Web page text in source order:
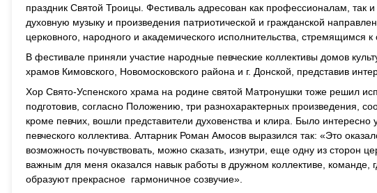
праздник Святой Троицы. Фестиваль адресован как профессионалам,
духовную музыку и произведения патриотической и гражданской
церковного, народного и академического исполнительства,
В фестивале приняли участие народные певческие коллективы домов
храмов Кимовского, Новомосковского района и г. Донской, представив
Хор Свято-Успенского храма на родине святой Матронушки тоже решил
подготовив, согласно Положению, три разнохарактерных произведения,
кроме певчих, вошли представители духовенства и клира. Было
певческого коллектива. Алтарник Роман Амосов выразился так: «Это
возможность почувствовать, можно сказать, изнутри, еще одну из сторон
важным для меня оказался навык работы в дружном коллективе, команде,
образуют прекрасное гармоничное созвучие».